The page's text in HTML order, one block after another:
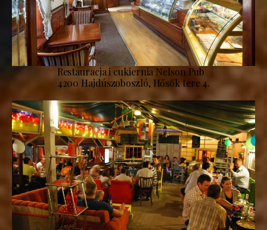
Restauracja i cukiernia Nelson Pub
4200 Hajdúszoboszló, Hősök tere 4.